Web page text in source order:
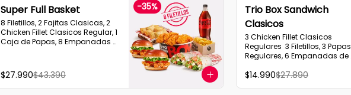
-35%
Super Full Basket
8 Filetillos, 2 Fajitas Clasicas, 2
Chicken Fillet Clasicos Regular, 1
Caja de Papas, 8 Empanadas
$27.990$43.390
Trio Box Sandwich
Clasicos
3 Chicken Fillet Clasicos
Regulares  3 Filetillos, 3 Papas
Regulares, 6 Empanadas de
$14.990$27.890